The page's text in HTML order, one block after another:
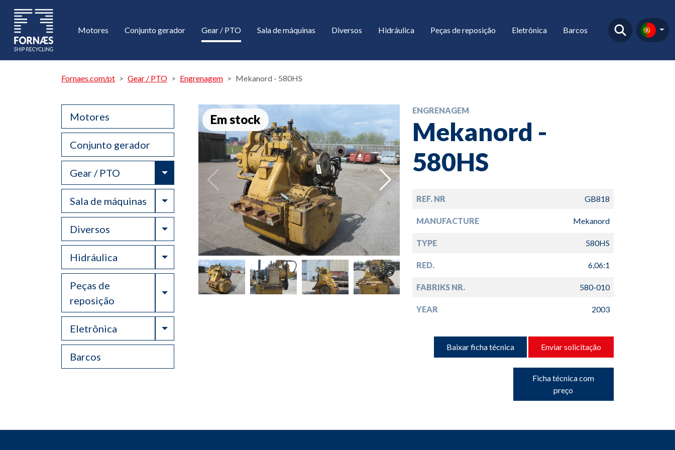
Motores Conjunto gerador Gear / PTO Sala de máquinas Diversos Hidráulica Peças de reposição Eletrônica Barcos
Fornaes.com/pt Gear / PTO Engrenagem Mekanord - 580HS
Motores
Conjunto gerador
Gear / PTO Toggle Dropdown
Sala de máquinas Toggle Dropdown
Diversos Toggle Dropdown
Hidráulica Toggle Dropdown
Peças de
reposição
Toggle Dropdown
Eletrônica Toggle Dropdown
Barcos
Em stock
ENGRENAGEM
Mekanord -
580HS
REF. NR GB818
MANUFACTURE Mekanord
TYPE 580HS
RED. 6,06:1
FABRIKS NR. 580-010
YEAR 2003
Baixar ficha técnica Enviar solicitação
Ficha técnica com
preço